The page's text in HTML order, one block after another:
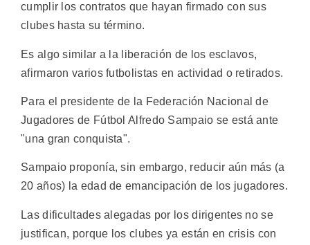
cumplir los contratos que hayan firmado con sus
clubes hasta su término.
Es algo similar a la liberación de los esclavos,
afirmaron varios futbolistas en actividad o retirados.
Para el presidente de la Federación Nacional de
Jugadores de Fútbol Alfredo Sampaio se está ante
"una gran conquista".
Sampaio proponía, sin embargo, reducir aún más (a
20 años) la edad de emancipación de los jugadores.
Las dificultades alegadas por los dirigentes no se
justifican, porque los clubes ya están en crisis con